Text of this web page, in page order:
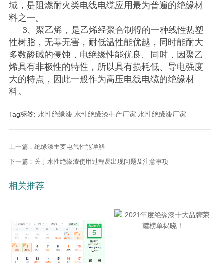
域，是阻燃耐火类电线电缆应用最为普遍的绝缘材
料之一。
3、聚乙烯，是乙烯经聚合制得的一种线性热塑
性树脂，无毒无害，耐低温性能优越，同时能耐大
多数酸碱的侵蚀，电绝缘性能优良。同时，因聚乙
烯具有非极性的特性，所以具有损耗低、导电强度
大的特点，因此一般作为高压电线电缆的绝缘材
料。
Tag标签: 水性绝缘漆 水性绝缘漆生产厂家 水性绝缘漆厂家
上一篇：绝缘漆主要电气性能详解
下一篇：关于水性绝缘漆使用过程易出现问题及注意事项
相关推荐